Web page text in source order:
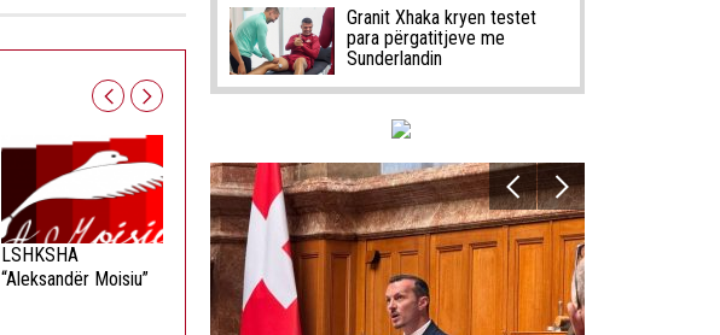
LSHKSHA
“Aleksandër Moisiu”
Granit Xhaka kryen testet
para përgatitjeve me
Sunderlandin